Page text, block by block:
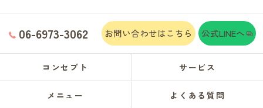
06-6973-3062 お問い合わせはこちら 公式LINEへ
コンセプト サービス
メニュー よくある質問